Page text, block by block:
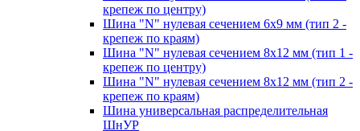
крепеж по центру)
Шина "N" нулевая сечением 6х9 мм (тип 2 -
крепеж по краям)
Шина "N" нулевая сечением 8х12 мм (тип 1 -
крепеж по центру)
Шина "N" нулевая сечением 8х12 мм (тип 2 -
крепеж по краям)
Шина универсальная распределительная
ШнУР